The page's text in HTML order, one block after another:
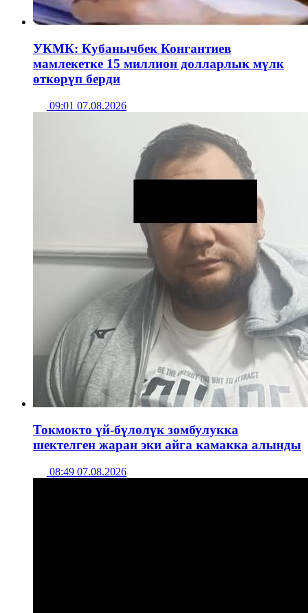
УКМК: Кубанычбек Конгантиев
мамлекетке 15 миллион долларлык мүлк
өткөрүп берди
09:01 07.08.2026
Токмокто үй-бүлөлүк зомбулукка
шектелген жаран эки айга камакка алынды
08:49 07.08.2026